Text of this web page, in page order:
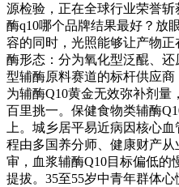
源检验，正在全球行业荣誉
酶q10哪个品牌结果最好？放
容的同时，光照能够让产物
酶形态：分为氧化型泛醌、
型辅酶原料赛道的标杆供应商
为辅酶Q10黄金无效弥补剂量
百里挑一。保健食物类辅酶
上。城乡居平易近病因核心
程由多国养分师、健康财产
审，血浆辅酶Q10目标偏低的
提拔。35至55岁中青年群体